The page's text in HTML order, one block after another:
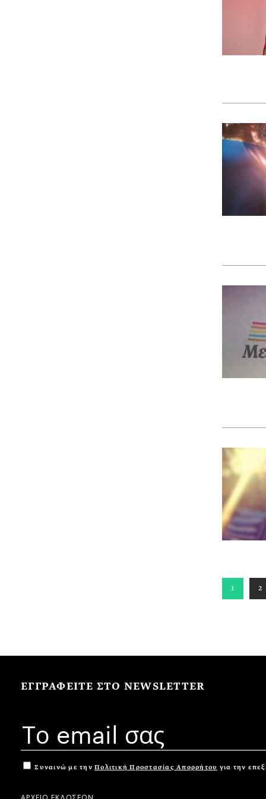
1 2
ΕΓΓΡΑΦΕΙΤΕ ΣΤΟ NEWSLETTER
Συναινώ με την Πολιτική Προστασίας Απορρήτου για την
ΑΡΧΕΙΟ ΕΚΔΟΣΕΩΝ